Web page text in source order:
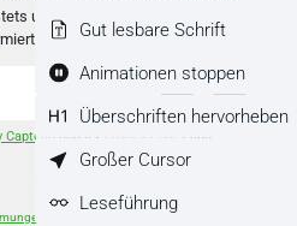
unter den Ersten sein, über neue
werden.
Captcha and its Privacy Policy and
zur Kenntnis genommen und die
Gut lesbare Schrift
Animationen stoppen
Überschriften hervorheben
Großer Cursor
Leseführung